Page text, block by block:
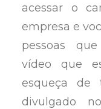
acessar o
empresa e
pessoas
vídeo que
esqueça de
divulgado